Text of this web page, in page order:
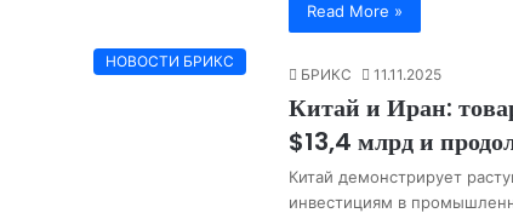
Read More »
НОВОСТИ БРИКС
БРИКС 11.11.2025
Китай и Иран:
$13,4 млрд и
Китай демонстрирует
инвестициям в